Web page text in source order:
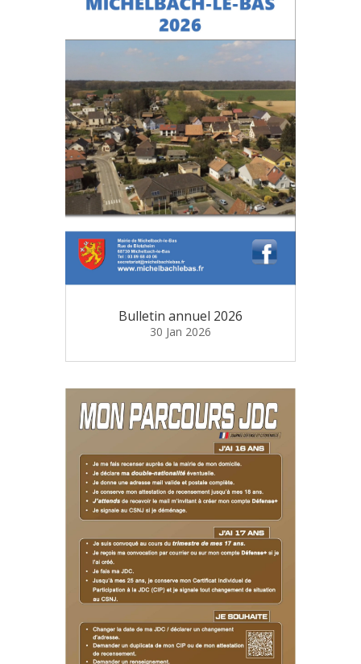
Bulletin annuel 2026
30 Jan 2026